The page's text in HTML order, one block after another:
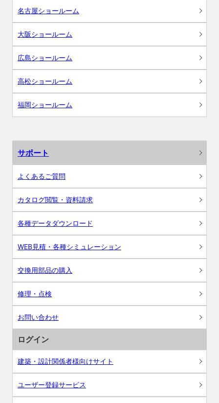
名古屋ショールーム
大阪ショールーム
広島ショールーム
高松ショールーム
福岡ショールーム
サポート
よくあるご質問
カタログ閲覧・資料請求
各種データダウンロード
WEB見積・各種シミュレーション
交換用部品の購入
修理・点検
お問い合わせ
ログイン
建築・設計関係者様向けサイト
ユーザー登録サービス